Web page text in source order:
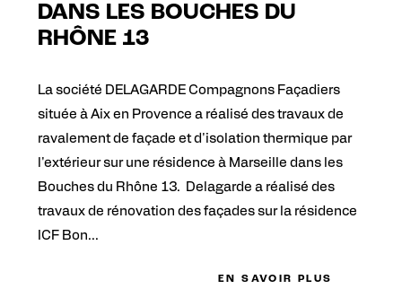
DANS LES BOUCHES DU
RHÔNE 13
La société DELAGARDE Compagnons Façadiers
située à Aix en Provence a réalisé des travaux de
ravalement de façade et d'isolation thermique par
l'extérieur sur une résidence à Marseille dans les
Bouches du Rhône 13. Delagarde a réalisé des
travaux de rénovation des façades sur la résidence
ICF Bon...
EN SAVOIR PLUS